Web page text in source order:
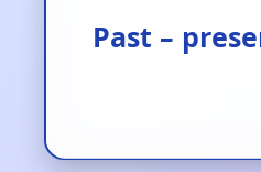
Past –
Geçmiş – Şu